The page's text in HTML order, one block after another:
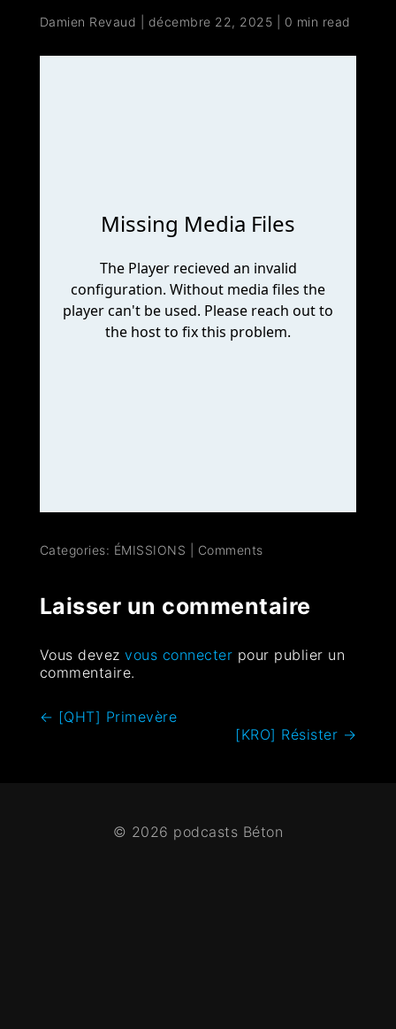
Damien Revaud décembre 22, 2025 0 min read
Categories: ÉMISSIONS Comments
Laisser un commentaire
Vous devezvous connecter pour publier un
commentaire.
← [QHT] Primevère
[KRO] Résister →
© 2026 podcasts Béton